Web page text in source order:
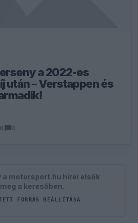
a 2022-es
után – Verstappen és
0
a motorsport.hu hírei elsők
a keresőben.
FORRÁS BEÁLLÍTÁSA